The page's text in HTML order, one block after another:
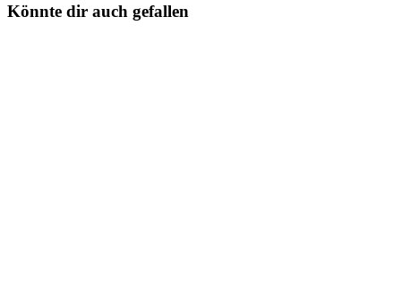
Könnte dir auch gefallen